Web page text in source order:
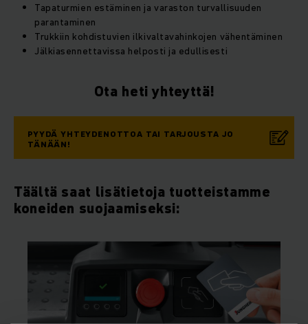
Tapaturmien estäminen ja varaston turvallisuuden
parantaminen
Trukkiin kohdistuvien ilkivaltavahinkojen vähentäminen
Jälkiasennettavissa helposti ja edullisesti
Ota heti yhteyttä!
PYYDÄ YHTEYDENOTTOA TAI TARJOUSTA JO
TÄNÄÄN!
Täältä saat lisätietoja tuotteistamme
koneiden suojaamiseksi: